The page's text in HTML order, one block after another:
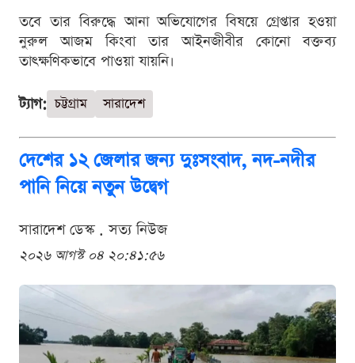
তবে তার বিরুদ্ধে আনা অভিযোগের বিষয়ে গ্রেপ্তার হওয়া
নুরুল আজম কিংবা তার আইনজীবীর কোনো বক্তব্য
তাৎক্ষণিকভাবে পাওয়া যায়নি।
ট্যাগ: চট্টগ্রাম সারাদেশ
দেশের ১২ জেলার জন্য দুঃসংবাদ, নদ-নদীর
পানি নিয়ে নতুন উদ্বেগ
সারাদেশ ডেস্ক . সত্য নিউজ
২০২৬ আগস্ট ০৪ ২০:৪১:৫৬